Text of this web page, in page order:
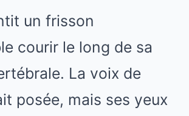
un frisson
courir le long de sa
La voix de
posée, mais ses yeux